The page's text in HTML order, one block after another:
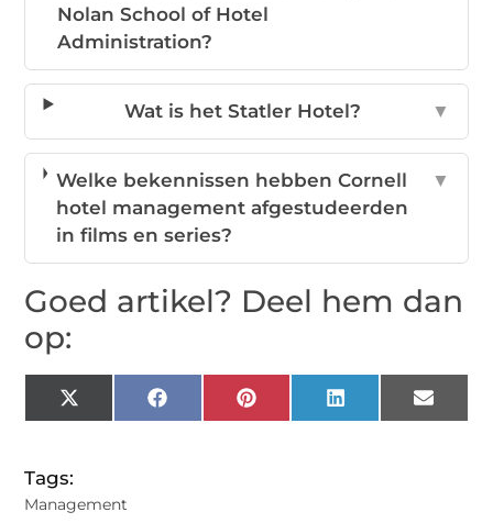
Nolan School of Hotel
Administration?
Wat is het Statler Hotel? ▼
Welke bekennissen hebben Cornell
hotel management afgestudeerden
in films en series?
▼
Goed artikel? Deel hem dan
op:
X
(Twitter)
FacebookPinterestLinkedIn Email
Tags:
Management